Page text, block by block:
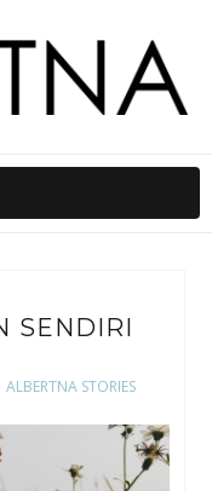
SENDIRI
ALBERTNA STORIES